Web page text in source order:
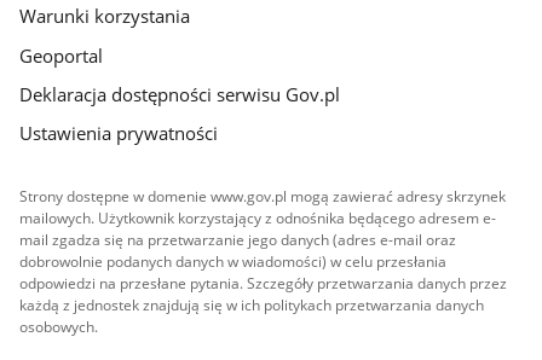
Warunki korzystania
Geoportal
Deklaracja dostępności serwisu Gov.pl
Ustawienia prywatności
Strony dostępne w domenie www.gov.pl mogą zawierać adresy skrzynek
mailowych. Użytkownik korzystający z odnośnika będącego adresem e-
mail zgadza się na przetwarzanie jego danych (adres e-mail oraz
dobrowolnie podanych danych w wiadomości) w celu przesłania
odpowiedzi na przesłane pytania. Szczegóły przetwarzania danych przez
każdą z jednostek znajdują się w ich politykach przetwarzania danych
osobowych.